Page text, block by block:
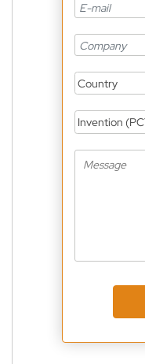
Country
Invention